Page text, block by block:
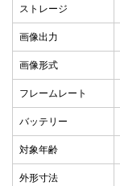
ストレージ
画像出力
画像形式
フレームレート
バッテリー
対象年齢
外形寸法